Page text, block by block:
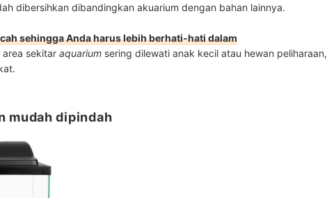
dibersihkan dibandingkan akuarium dengan bahan lainnya.
sehingga Anda harus lebih berhati-hati dalam
area sekitar aquarium sering dilewati anak kecil atau hewan peliharaan,
mudah dipindah